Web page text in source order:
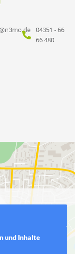
04351 - 66
66 480
und Inhalte